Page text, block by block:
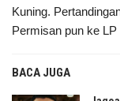
Kuning.
Permisan pun ke LP
BACA JUGA